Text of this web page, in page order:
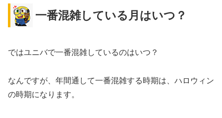
一番混雑している月はいつ？
ではユニバで一番混雑しているのはいつ？
なんですが、年間通して一番混雑する時期は、ハロウィン
の時期になります。